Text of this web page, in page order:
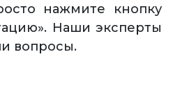
нажмите кнопку
Наши эксперты
вопросы.